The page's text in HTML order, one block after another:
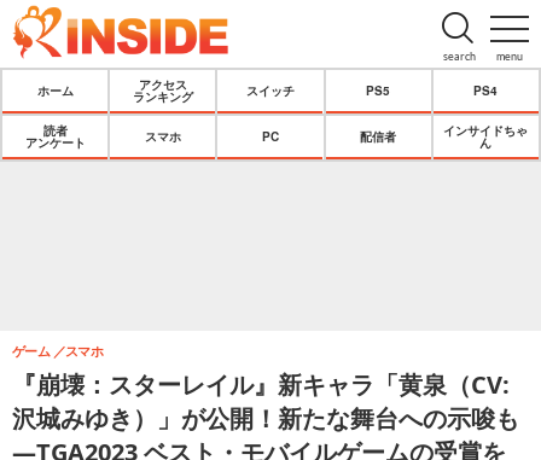
menu
search
ホーム
アクセス
ランキング
スイッチ PS5 PS4
読者
アンケート
スマホ PC 配信者
インサイドちゃ
ん
『崩壊：スターレイル』新キャラ「黄泉（CV:
沢城みゆき）」が公開！新たな舞台への示唆も
―TGA2023 ベスト・モバイルゲームの受賞を
ゲーム スマホ